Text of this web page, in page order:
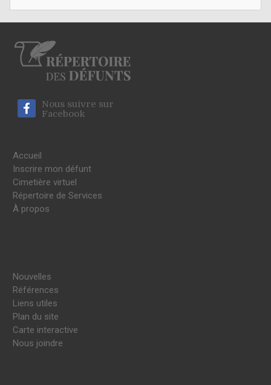
Nous suivre sur
Facebook
Accueil
Inscrire mon défunt
Cimetière virtuel
Répertoire de Services
À propos
Nouvelles
Références
Liens utiles
Plan du site
Carte interactive
Nous joindre